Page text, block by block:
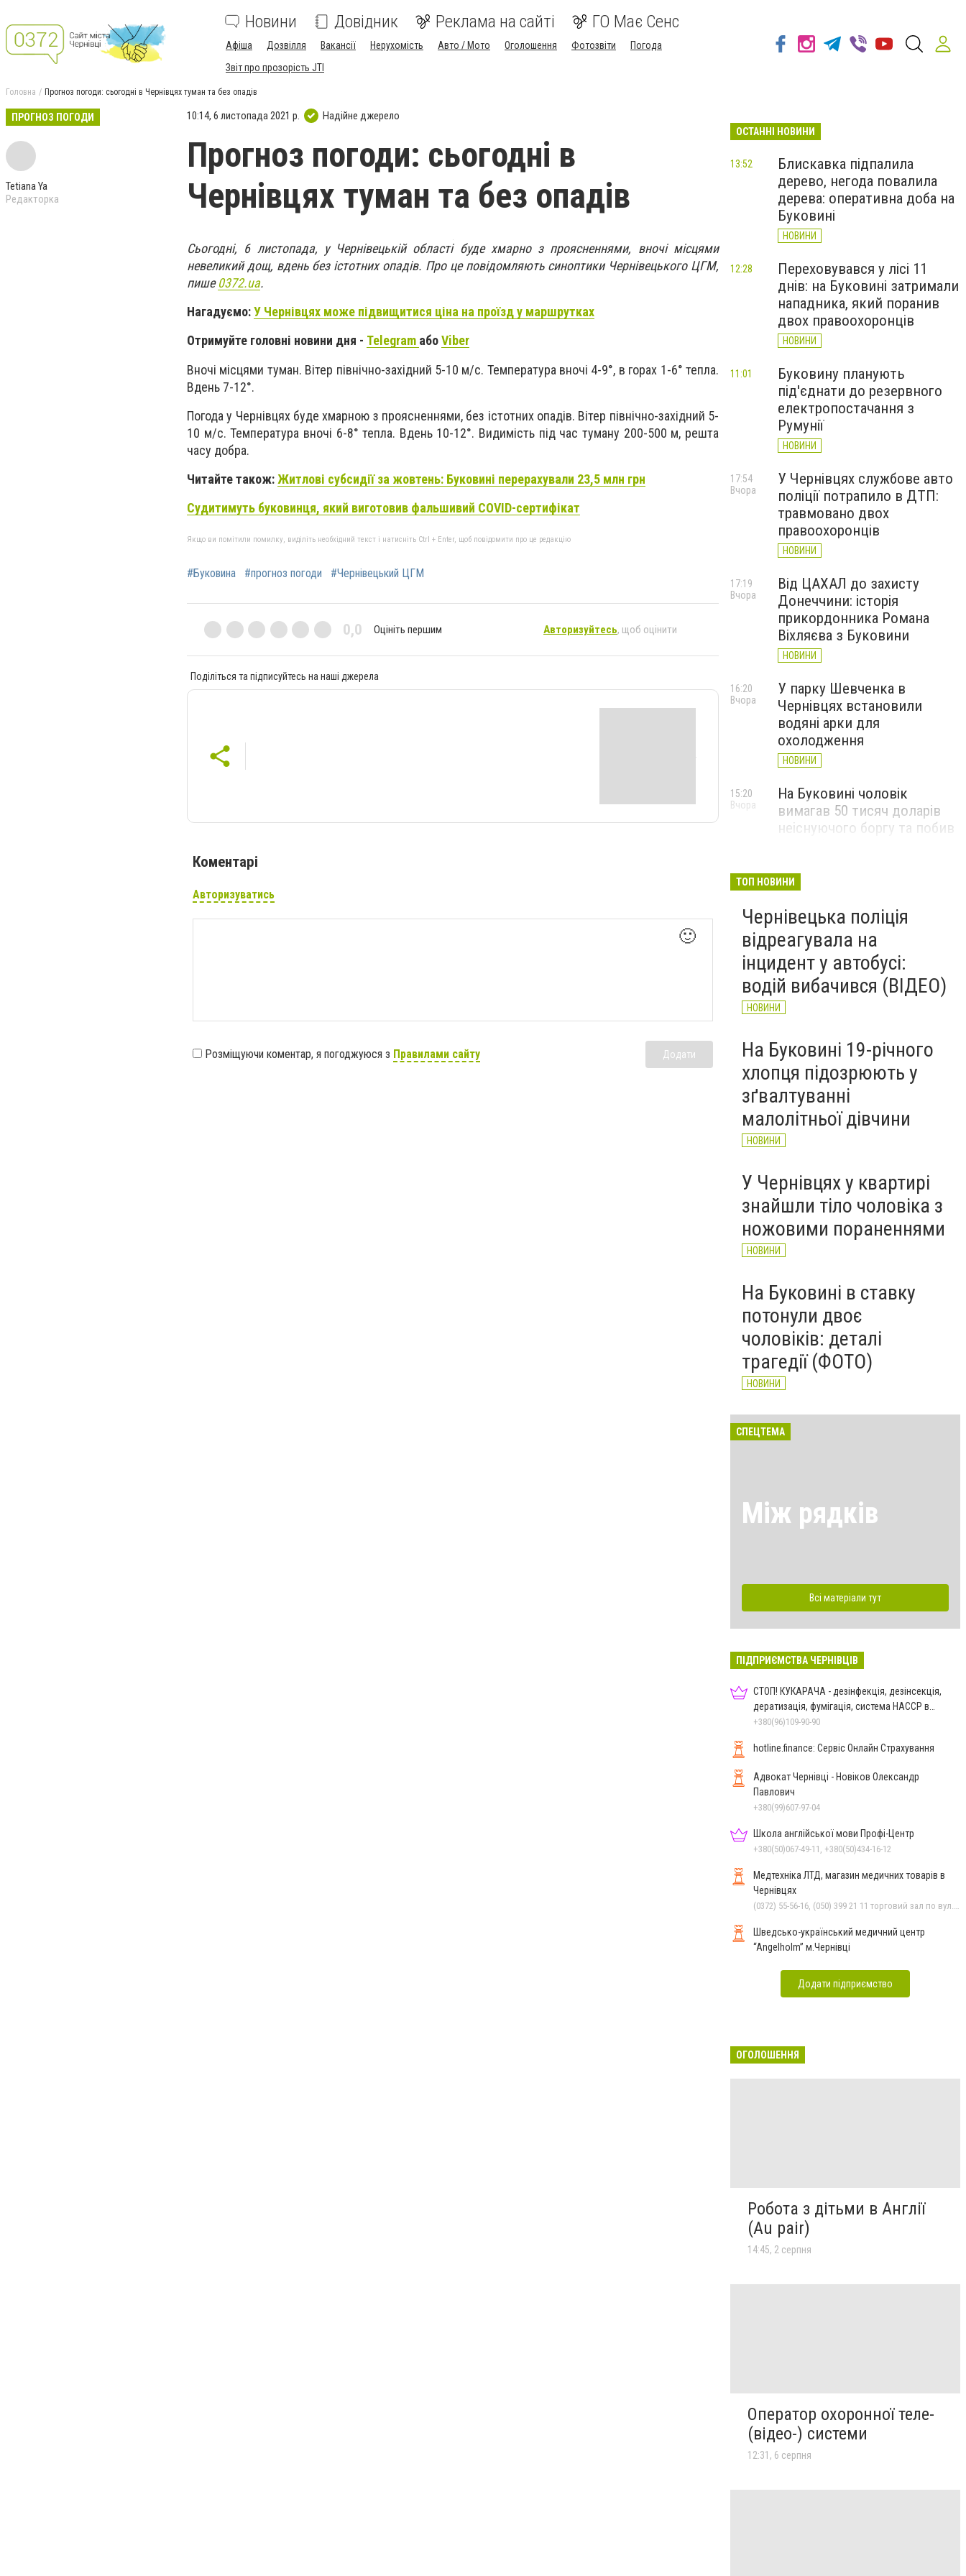
Новини Довідник Реклама на сайті ГО Має Сенс
Афіша Дозвілля Вакансії Нерухомість Авто / Мото Оголошення Фотозвіти
Погода
Звіт про прозорість JTI
Головна Прогноз погоди: сьогодні в Чернівцях туман та без опадів
ПРОГНОЗ ПОГОДИ
Tetiana Ya
Редакторка
10:14, 6 листопада 2021 р. Надійне джерело
Прогноз погоди: сьогодні в
Чернівцях туман та без опадів
Сьогодні, 6 листопада, у Чернівецькій області буде хмарно з проясненнями, вночі місцями
невеликий дощ, вдень без істотних опадів. Про це повідомляють синоптики Чернівецького ЦГМ,
пише0372.ua.
Нагадуємо:У Чернівцях може підвищитися ціна на проїзд у маршрутках
Отримуйте головні новини дня - Telegram абоViber
Вночі місцями туман. Вітер північно-західний 5-10 м/с. Температура вночі 4-9°, в горах 1-6° тепла.
Вдень 7-12°.
Погода у Чернівцях буде хмарною з проясненнями, без істотних опадів. Вітер північно-західний 5-
10 м/с. Температура вночі 6-8° тепла. Вдень 10-12°. Видимість під час туману 200-500 м, решта
часу добра.
Читайте також:Житлові субсидії за жовтень: Буковині перерахували 23,5 млн грн
Судитимуть буковинця, який виготовив фальшивий COVID-сертифікат
Якщо ви помітили помилку, виділіть необхідний текст і натисніть Ctrl + Enter, щоб повідомити про це редакцію
#Буковина #прогноз погоди #Чернівецький ЦГМ
0,0 Оцініть першим Авторизуйтесь, щоб оцінити
Поділіться та підписуйтесь на наші джерела
Коментарі
Авторизуватись
🙂
Розміщуючи коментар, я погоджуюся з Правилами сайту Додати
ОСТАННІ НОВИНИ
Блискавка підпалила
дерево, негода повалила
дерева: оперативна доба на
Буковині
НОВИНИ
13:52
Переховувався у лісі 11
днів: на Буковині затримали
нападника, який поранив
двох правоохоронців
НОВИНИ
12:28
Буковину планують
під'єднати до резервного
електропостачання з
Румунії
НОВИНИ
11:01
У Чернівцях службове авто
поліції потрапило в ДТП:
травмовано двох
правоохоронців
НОВИНИ
17:54
Вчора
Від ЦАХАЛ до захисту
Донеччини: історія
прикордонника Романа
Віхляєва з Буковини
НОВИНИ
17:19
Вчора
У парку Шевченка в
Чернівцях встановили
водяні арки для
охолодження
НОВИНИ
16:20
Вчора
На Буковині чоловік
вимагав 50 тисяч доларів
неіснуючого боргу та побив
15:20
Вчора
повалене дерево і
порятунок собаки: як
минула доба для
рятувальників Буковини
НОВИНИ
Вчора
ТОП НОВИНИ
Чернівецька поліція
відреагувала на
інцидент у автобусі:
водій вибачився (ВІДЕО)
НОВИНИ
На Буковині 19-річного
хлопця підозрюють у
зґвалтуванні
малолітньої дівчини
НОВИНИ
У Чернівцях у квартирі
знайшли тіло чоловіка з
ножовими пораненнями
НОВИНИ
На Буковині в ставку
потонули двоє
чоловіків: деталі
трагедії (ФОТО)
НОВИНИ
СПЕЦТЕМА
Між рядків
Всі матеріали тут
ПІДПРИЄМСТВА ЧЕРНІВЦІВ
СТОП! КУКАРАЧА - дезінфекція, дезінсекція,
дератизація, фумігація, система HACCP в
Чернівцях
+380(96)109-90-90
hotline.finance: Сервіс Онлайн Страхування
Адвокат Чернівці - Новіков Олександр
Павлович
+380(99)607-97-04
Школа англійської мови Профі-Центр
+380(50)067-49-11, +380(50)434-16-12
Медтехніка ЛТД, магазин медичних товарів в
Чернівцях
Шведсько-український медичний центр
“Angelholm” м.Чернівці
Додати підприємство
ОГОЛОШЕННЯ
Робота з дітьми в Англії
(Au pair)
14:45, 2 серпня
Оператор охоронної теле-
(відео-) системи
12:31, 6 серпня